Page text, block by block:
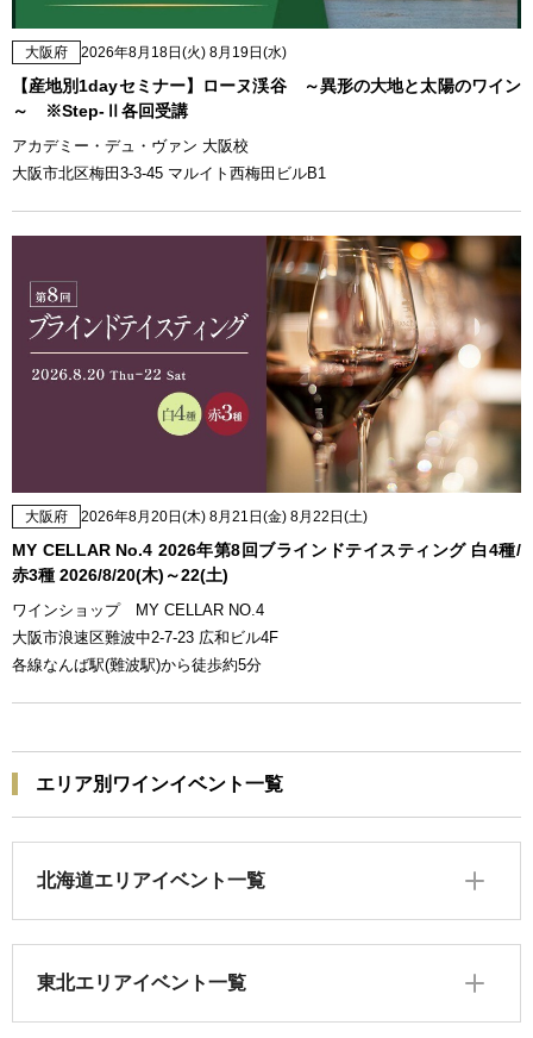
大阪府 2026年8月18日(火) 8月19日(水)
【産地別1dayセミナー】ローヌ渓谷 ～異形の大地と太陽のワイン
～ ※Step-Ⅱ各回受講
アカデミー・デュ・ヴァン 大阪校
大阪市北区梅田3-3-45 マルイト西梅田ビルB1
大阪府 2026年8月20日(木) 8月21日(金) 8月22日(土)
MY CELLAR No.4 2026年第8回ブラインドテイスティング 白4種/
赤3種 2026/8/20(木)～22(土)
ワインショップ MY CELLAR NO.4
大阪市浪速区難波中2-7-23 広和ビル4F
各線なんば駅(難波駅)から徒歩約5分
エリア別ワインイベント一覧
北海道エリアイベント一覧
東北エリアイベント一覧